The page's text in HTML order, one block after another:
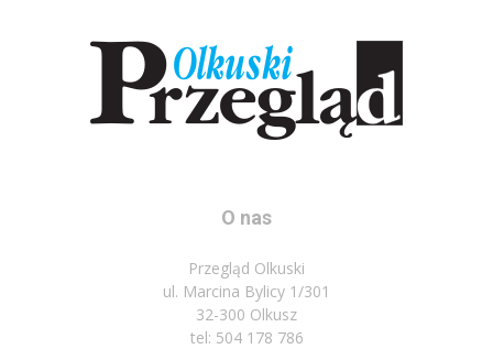
O nas
Przegląd Olkuski
ul. Marcina Bylicy 1/301
32-300 Olkusz
tel: 504 178 786